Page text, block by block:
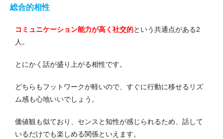
総合的相性
コミュニケーション能力が高く社交的という共通点がある2
人。
とにかく話が盛り上がる相性です。
どちらもフットワークが軽いので、すぐに行動に移せるリズ
ム感も心地いいでしょう。
価値観も似ており、センスと知性が感じられるため、話して
いるだけでも楽しめる関係といえます。